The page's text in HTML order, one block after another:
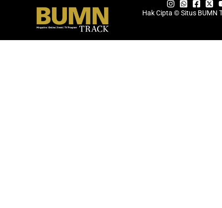
Hak Cipta © Situs BUMN